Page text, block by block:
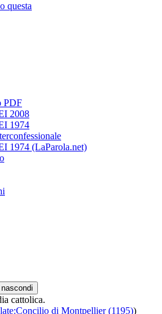
questa
PDF
2008
1974
1974 (LaParola.net)
nascondi
cattolica.
di Montpellier (1195))